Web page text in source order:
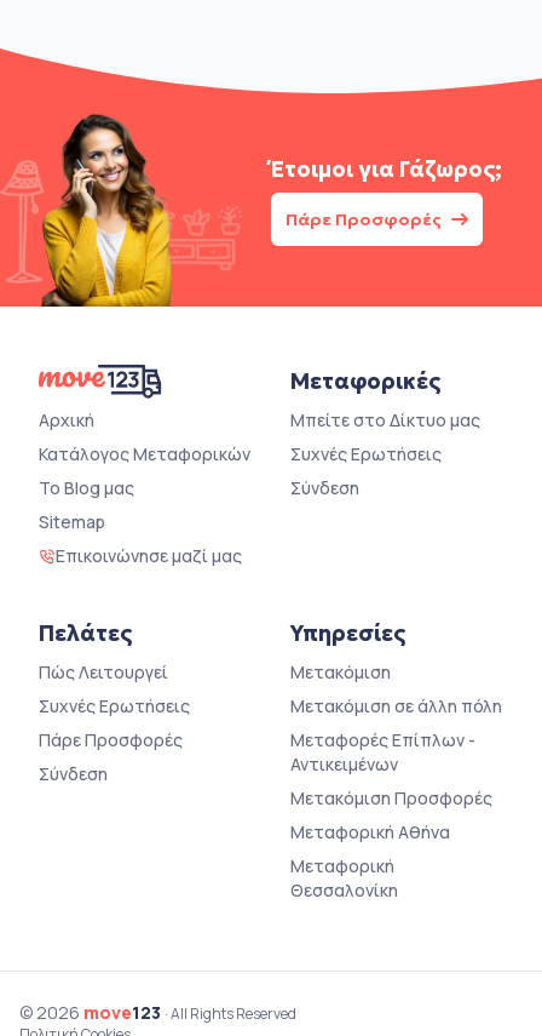
Έτοιμοι για Γάζωρος;
Πάρε Προσφορές
Αρχική
Κατάλογος Μεταφορικών
Το Blog μας
Sitemap
Επικοινώνησε μαζί μας
Μεταφορικές
Μπείτε στο Δίκτυο μας
Συχνές Ερωτήσεις
Σύνδεση
Πελάτες
Πώς Λειτουργεί
Συχνές Ερωτήσεις
Πάρε Προσφορές
Σύνδεση
Υπηρεσίες
Μετακόμιση
Μετακόμιση σε άλλη πόλη
Μεταφορές Επίπλων -
Αντικειμένων
Μετακόμιση Προσφορές
Μεταφορική Αθήνα
Μεταφορική
Θεσσαλονίκη
© 2026 move123 · All Rights Reserved